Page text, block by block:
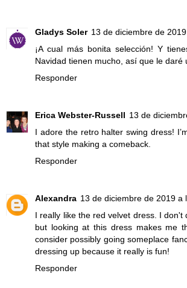
Gladys Soler 13 de diciembre de
¡A cual más bonita selección! Y
Navidad tienen mucho, así que le daré
Responder
Erica Webster-Russell 13 de
I adore the retro halter swing dress!
that style making a comeback.
Responder
Alexandra 13 de diciembre de 2019 a
I really like the red velvet dress. I don't
but looking at this dress makes me
consider possibly going someplace
dressing up because it really is fun!
Responder